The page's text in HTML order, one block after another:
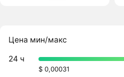
Цена мин/макс
24 ч
$ 0,00031